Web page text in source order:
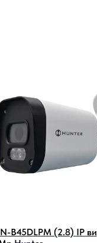
B45DLPM (2.8) IP